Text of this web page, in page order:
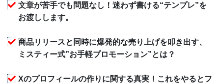
文章が苦手でも問題なし！迷わず書ける“テンプレ”を
お渡しします。
商品リリースと同時に爆発的な売り上げを叩き出す、
ミスティー式”お手軽プロモーション”とは？
Xのプロフィールの作りに関する真実！これをやるとフ